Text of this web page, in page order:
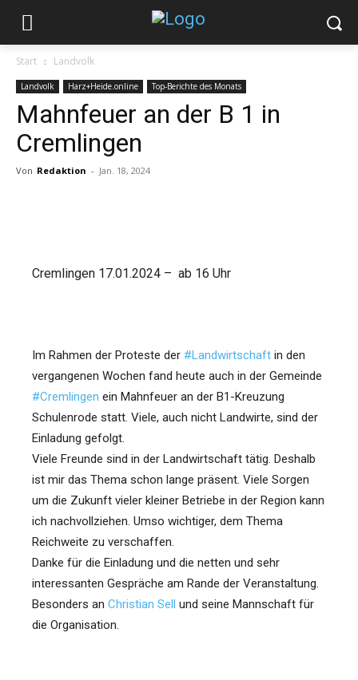
Start Landvolk
Landvolk Harz+Heide.online Top-Berichte des Monats
Mahnfeuer an der B 1 in
Cremlingen
Von Redaktion - Jan. 18, 2024
Cremlingen 17.01.2024 – ab 16 Uhr
Im Rahmen der Proteste der #Landwirtschaft in den
vergangenen Wochen fand heute auch in der Gemeinde
#Cremlingen ein Mahnfeuer an der B1-Kreuzung
Schulenrode statt. Viele, auch nicht Landwirte, sind der
Einladung gefolgt.
Viele Freunde sind in der Landwirtschaft tätig. Deshalb
ist mir das Thema schon lange präsent. Viele Sorgen
um die Zukunft vieler kleiner Betriebe in der Region kann
ich nachvollziehen. Umso wichtiger, dem Thema
Reichweite zu verschaffen.
Danke für die Einladung und die netten und sehr
interessanten Gespräche am Rande der Veranstaltung.
Besonders an Christian Sell und seine Mannschaft für
die Organisation.